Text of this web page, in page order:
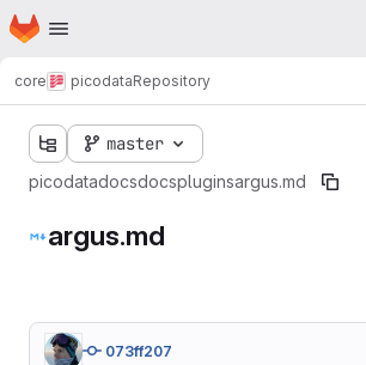
Skip to main content
Homepage
core picodataRepository
master
picodatadocsdocspluginsargus.md
argus.md
073ff207